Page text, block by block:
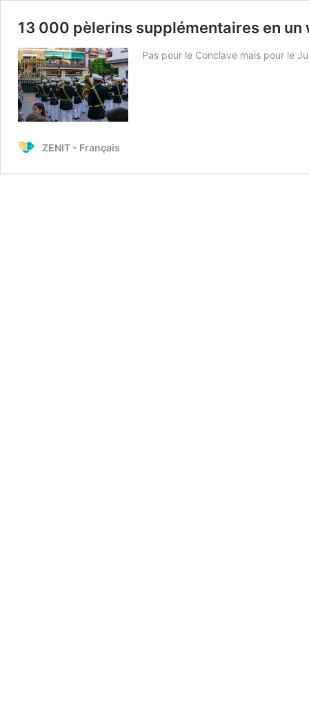
13 000 pèlerins supplémentaires en un
Pas pour le Conclave mais pour le
ZENIT - Français